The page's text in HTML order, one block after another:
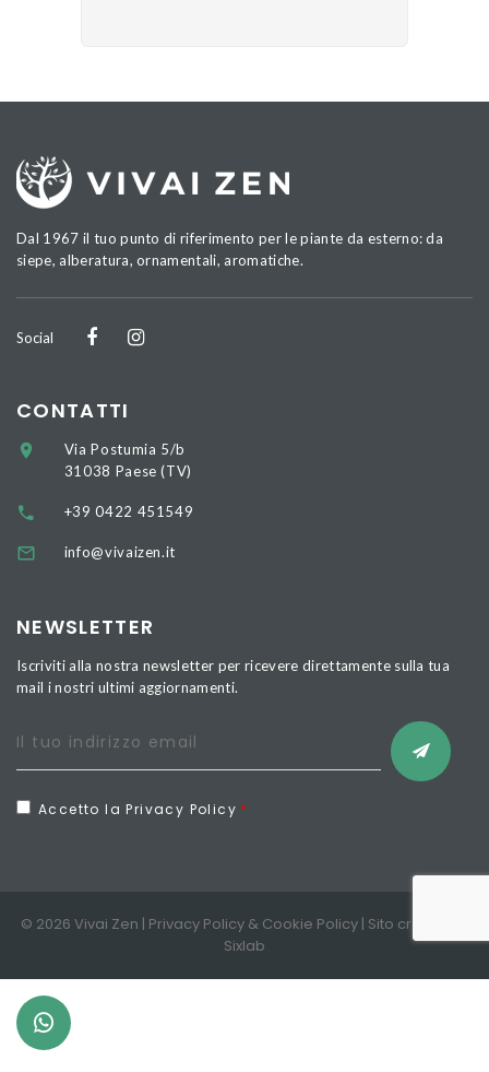
Dal 1967 il tuo punto di riferimento per le piante da esterno: da
siepe, alberatura, ornamentali, aromatiche.
Social
CONTATTI
Via Postumia 5/b
31038 Paese (TV)
+39 0422 451549
info@vivaizen.it
NEWSLETTER
Iscriviti alla nostra newsletter per ricevere direttamente sulla tua
mail i nostri ultimi aggiornamenti.
Accetto la Privacy Policy
© 2026 Vivai Zen | Privacy Policy & Cookie Policy | Sito creato da
Sixlab